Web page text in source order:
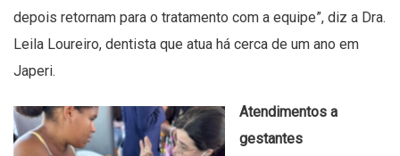
depois retornam para o tratamento com a equipe”, diz a Dra.
Leila Loureiro, dentista que atua há cerca de um ano em
Japeri.
Atendimentos a
gestantes